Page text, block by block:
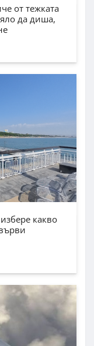
от тежката
да диша,
какво